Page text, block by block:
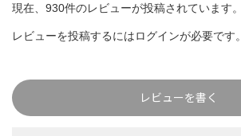
現在、930件のレビューが投稿されています。
レビューを投稿するにはログインが必要です。
レビューを書く